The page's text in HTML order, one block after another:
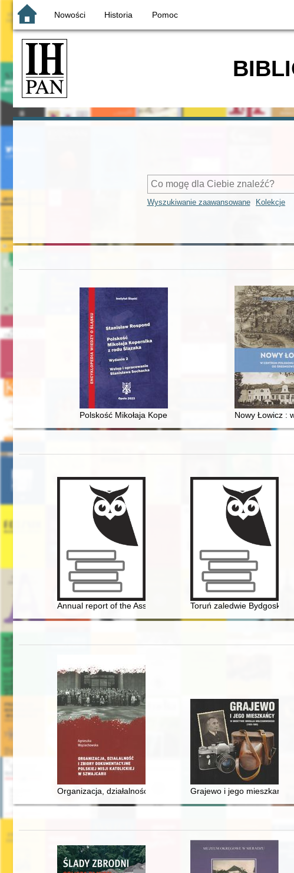
Nowości Historia Pomoc
Wyszukiwanie zaawansowane Kolekcje
Polskość Mikołaja Kopernika z rodu ŚlązakaNowy Łowicz :
Annual report of the Association of the Jewish Historical
Toruń zaledwie Bydgoskim
Organizacja, działalność i zbiory dokumentacyjne Polskiej Misji
Grajewo i jego mieszkańcy